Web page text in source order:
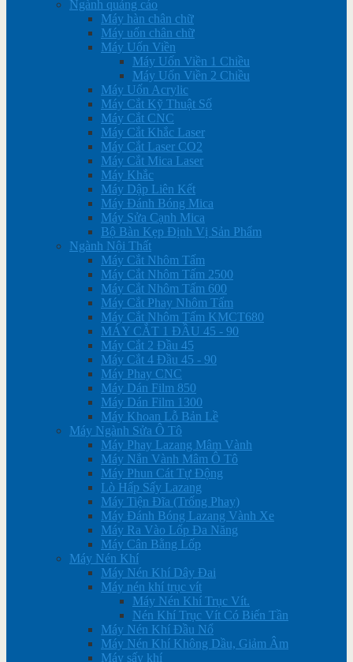
Ngành quảng cáo
Máy hàn chân chữ
Máy uốn chân chữ
Máy Uốn Viền
Máy Uốn Viền 1 Chiều
Máy Uốn Viền 2 Chiều
Máy Uốn Acrylic
Máy Cắt Kỹ Thuật Số
Máy Cắt CNC
Máy Cắt Khắc Laser
Máy Cắt Laser CO2
Máy Cắt Mica Laser
Máy Khắc
Máy Dập Liên Kết
Máy Đánh Bóng Mica
Máy Sửa Cạnh Mica
Bộ Bàn Kẹp Định Vị Sản Phẩm
Ngành Nội Thất
Máy Cắt Nhôm Tấm
Máy Cắt Nhôm Tấm 2500
Máy Cắt Nhôm Tấm 600
Máy Cắt Phay Nhôm Tấm
Máy Cắt Nhôm Tấm KMCT680
MÁY CẮT 1 ĐẦU 45 - 90
Máy Cắt 2 Đầu 45
Máy Cắt 4 Đầu 45 - 90
Máy Phay CNC
Máy Dán Film 850
Máy Dán Film 1300
Máy Khoan Lỗ Bản Lề
Máy Ngành Sửa Ô Tô
Máy Phay Lazang Mâm Vành
Máy Nắn Vành Mâm Ô Tô
Máy Phun Cát Tự Động
Lò Hấp Sấy Lazang
Máy Tiện Đĩa (Trống Phay)
Máy Đánh Bóng Lazang Vành Xe
Máy Ra Vào Lốp Đa Năng
Máy Cân Bằng Lốp
Máy Nén Khí
Máy Nén Khí Dây Đai
Máy nén khí trục vít
Máy Nén Khí Trục Vít.
Nén Khí Trục Vít Có Biến Tần
Máy Nén Khí Đầu Nổ
Máy Nén Khí Không Dầu, Giảm Âm
Máy sấy khí